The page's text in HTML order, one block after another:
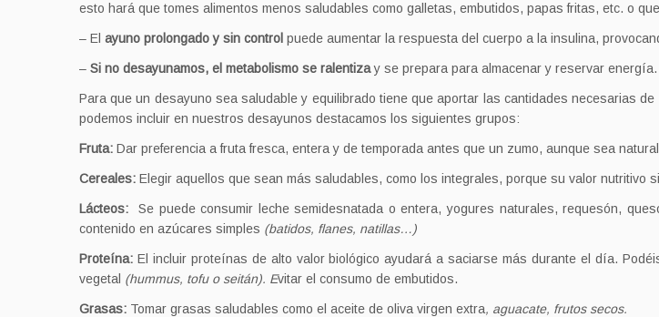
esto hará que tomes alimentos menos saludables como galletas, embutidos, papas fritas, etc. o
– El ayuno prolongado y sin control puede aumentar la respuesta del cuerpo a la insulina,
– Si no desayunamos, el metabolismo se ralentizay se prepara para almacenar y reservar
Para que un desayuno sea saludable y equilibrado tiene que aportar las cantidades necesarias
podemos incluir en nuestros desayunos destacamos los siguientes grupos:
Fruta: Dar preferencia a fruta fresca, entera y de temporada antes que un zumo, aunque sea
Cereales: Elegir aquellos que sean más saludables, como los integrales, porque su valor nutritivo
Lácteos: Se puede consumir leche semidesnatada o entera, yogures naturales, requesón,
contenido en azúcares simples (batidos, flanes, natillas…)
Proteína: El incluir proteínas de alto valor biológico ayudará a saciarse más durante el día.
vegetal (hummus, tofu o seitán). Evitar el consumo de embutidos.
Grasas: Tomar grasas saludables como el aceite de oliva virgen extra, aguacate, frutos secos.